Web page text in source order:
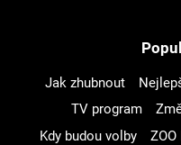
Jak zhubnout
TV program
Kdy budou volby